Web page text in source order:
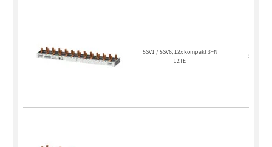
5SV1 / 5SV6; 12x kompakt 3+N
12TE